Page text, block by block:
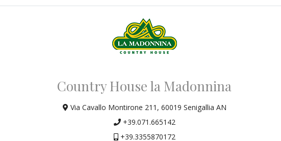
Country House la Madonnina
Via Cavallo Montirone 211, 60019 Senigallia AN
+39.071.665142
+39.3355870172